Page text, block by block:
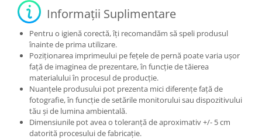
Informații Suplimentare
Pentru o igienă corectă, îți recomandăm să speli produsul
înainte de prima utilizare.
Poziționarea imprimeului pe fețele de pernă poate varia ușor
față de imaginea de prezentare, în funcție de tăierea
materialului în procesul de producție.
Nuanțele produsului pot prezenta mici diferențe față de
fotografie, în funcție de setările monitorului sau dispozitivului
tău și de lumina ambientală.
Dimensiunile pot avea o toleranță de aproximativ +/- 5 cm
datorită procesului de fabricație.